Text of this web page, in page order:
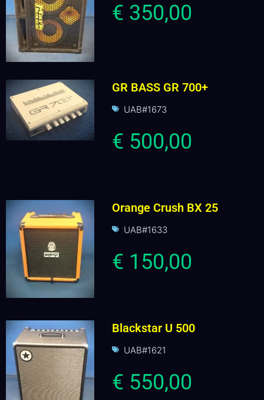
€ 350,00
GR BASS GR 700+
UAB#1673
€ 500,00
Orange Crush BX 25
UAB#1633
€ 150,00
Blackstar U 500
UAB#1621
€ 550,00